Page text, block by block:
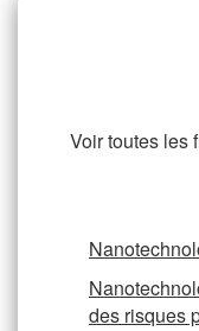
Voir toutes les
des risques